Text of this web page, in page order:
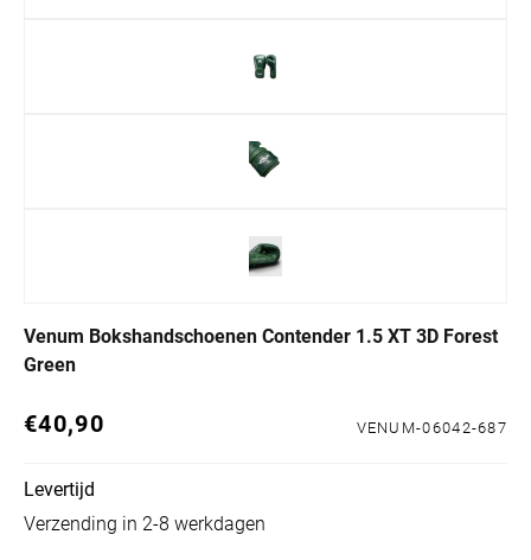
Venum Bokshandschoenen Contender 1.5 XT 3D Forest
Green
Normale prijs
€40,90 VENUM-06042-687
Levertijd
Verzending in 2-8 werkdagen